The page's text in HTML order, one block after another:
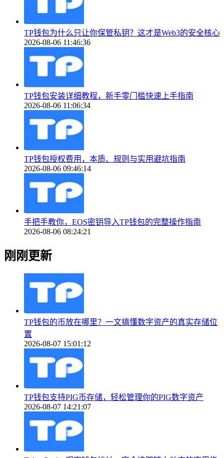
TP钱包为什么只让你保管私钥？这才是Web3的安全核心
2026-08-06 11:46:36
TP钱包安装详细教程，新手零门槛快速上手指南
2026-08-06 11:06:34
TP钱包授权费用，本质、规则与实用避坑指南
2026-08-06 09:46:14
手把手教你，EOS密钥导入TP钱包的完整操作指南
2026-08-06 08:24:21
刚刚更新
TP钱包的币放在哪里？一文搞懂数字资产的真实存储位
置
2026-08-07 15:01:12
TP钱包支持PIG币存储，轻松管理你的PIG数字资产
2026-08-07 14:21:07